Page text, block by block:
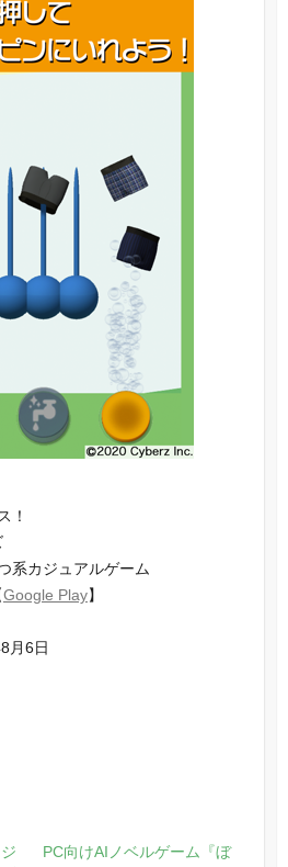
！
系カジュアルゲーム
Google Play】
月6日
PC向けAIノベルゲーム『ぼ